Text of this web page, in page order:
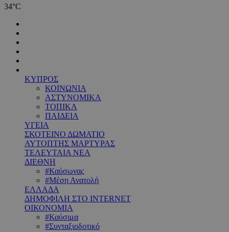
34°C
ΚΥΠΡΟΣ
ΚΟΙΝΩΝΙΑ
ΑΣΤΥΝΟΜΙΚΑ
ΤΟΠΙΚΑ
ΠΑΙΔΕΙΑ
ΥΓΕΙΑ
ΣΚΟΤΕΙΝΟ ΔΩΜΑΤΙΟ
ΑΥΤΟΠΤΗΣ ΜΑΡΤΥΡΑΣ
ΤΕΛΕΥΤΑΙΑ ΝΕΑ
ΔΙΕΘΝΗ
#Καύσωνας
#Μέση Ανατολή
ΕΛΛΑΔΑ
ΔΗΜΟΦΙΛΗ ΣΤΟ INTERNET
ΟΙΚΟΝΟΜΙΑ
#Καύσιμα
#Συνταξιοδοτικό